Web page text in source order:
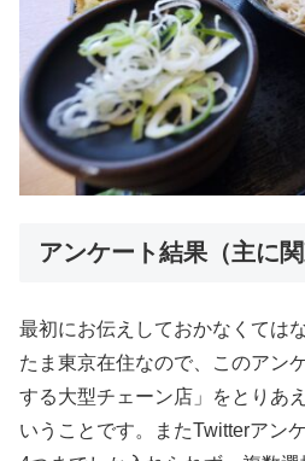
アンケート結果（主に関
最初にお伝えしておかなくては
たま東京在住なので、このアン
する大型チェーン店」をとりあ
いうことです。またTwitterアン